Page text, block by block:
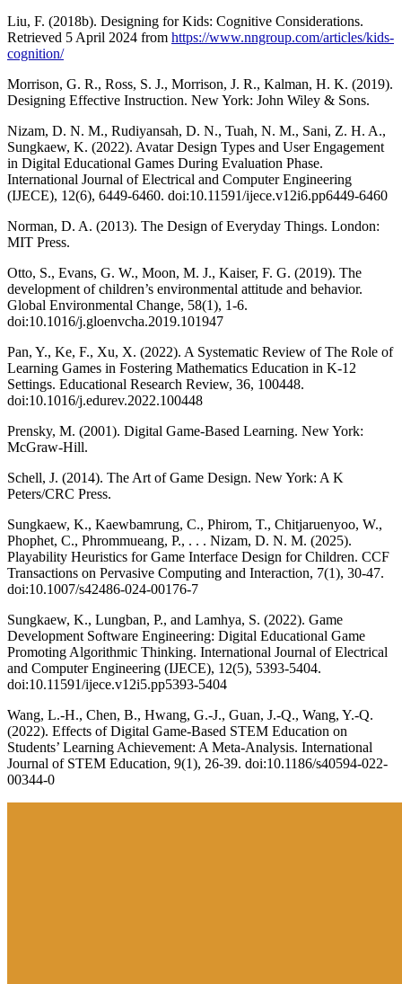
Liu, F. (2018b). Designing for Kids: Cognitive Considerations.
Retrieved 5 April 2024 from https://www.nngroup.com/articles/kids-
cognition/
Morrison, G. R., Ross, S. J., Morrison, J. R., Kalman, H. K. (2019).
Designing Effective Instruction. New York: John Wiley & Sons.
Nizam, D. N. M., Rudiyansah, D. N., Tuah, N. M., Sani, Z. H. A.,
Sungkaew, K. (2022). Avatar Design Types and User Engagement
in Digital Educational Games During Evaluation Phase.
International Journal of Electrical and Computer Engineering
(IJECE), 12(6), 6449-6460. doi:10.11591/ijece.v12i6.pp6449-6460
Norman, D. A. (2013). The Design of Everyday Things. London:
MIT Press.
Otto, S., Evans, G. W., Moon, M. J., Kaiser, F. G. (2019). The
development of children’s environmental attitude and behavior.
Global Environmental Change, 58(1), 1-6.
doi:10.1016/j.gloenvcha.2019.101947
Pan, Y., Ke, F., Xu, X. (2022). A Systematic Review of The Role of
Learning Games in Fostering Mathematics Education in K-12
Settings. Educational Research Review, 36, 100448.
doi:10.1016/j.edurev.2022.100448
Prensky, M. (2001). Digital Game-Based Learning. New York:
McGraw-Hill.
Schell, J. (2014). The Art of Game Design. New York: A K
Peters/CRC Press.
Sungkaew, K., Kaewbamrung, C., Phirom, T., Chitjaruenyoo, W.,
Phophet, C., Phrommueang, P., . . . Nizam, D. N. M. (2025).
Playability Heuristics for Game Interface Design for Children. CCF
Transactions on Pervasive Computing and Interaction, 7(1), 30-47.
doi:10.1007/s42486-024-00176-7
Sungkaew, K., Lungban, P., and Lamhya, S. (2022). Game
Development Software Engineering: Digital Educational Game
Promoting Algorithmic Thinking. International Journal of Electrical
and Computer Engineering (IJECE), 12(5), 5393-5404.
doi:10.11591/ijece.v12i5.pp5393-5404
Wang, L.-H., Chen, B., Hwang, G.-J., Guan, J.-Q., Wang, Y.-Q.
(2022). Effects of Digital Game-Based STEM Education on
Students’ Learning Achievement: A Meta-Analysis. International
Journal of STEM Education, 9(1), 26-39. doi:10.1186/s40594-022-
00344-0